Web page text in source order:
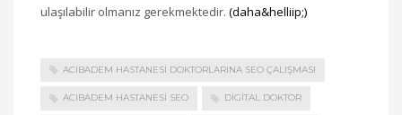
ulaşılabilir olmanız gerekmektedir. (daha&helliip;)
ACIBADEM HASTANESI DOKTORLARINA SEO ÇALIŞMASI
ACIBADEM HASTANESI SEO DIGITAL DOKTOR